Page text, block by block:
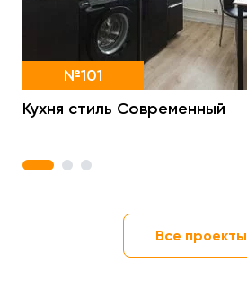
№101
Кухня стиль Современный
1 2 3
Все проекты